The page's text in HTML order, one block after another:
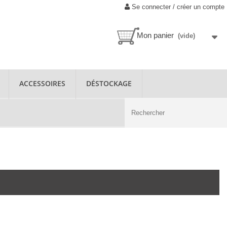
Se connecter / créer un compte
Mon panier (vide)
ACCESSOIRES DÉSTOCKAGE